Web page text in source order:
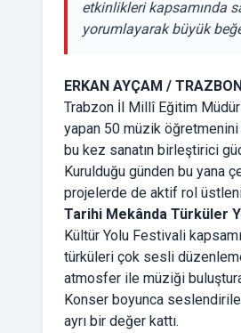
etkinlikleri kapsamında
yorumlayarak büyük
ERKAN AYÇAM /
Trabzon İl Millî Eğitim
yapan 50 müzik öğretmenini
bu kez sanatın birleştirici
Kurulduğu günden bu yana
projelerde de aktif rol
Tarihi Mekânda Türküler
Kültür Yolu Festivali
türküleri çok sesli
atmosfer ile müziği
Konser boyunca
ayrı bir değer kattı.